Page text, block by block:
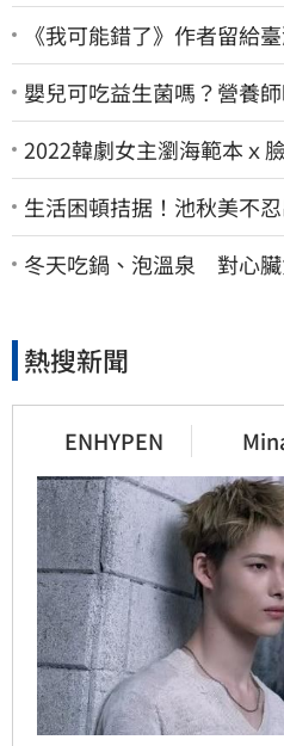
《我可能錯了》作者留給
嬰兒可吃益生菌嗎？營養
2022韓劇女主瀏海範本ｘ
生活困頓拮据！池秋美不
曝光
冬天吃鍋、泡溫泉 對心臟
熱搜新聞
ENHYPEN